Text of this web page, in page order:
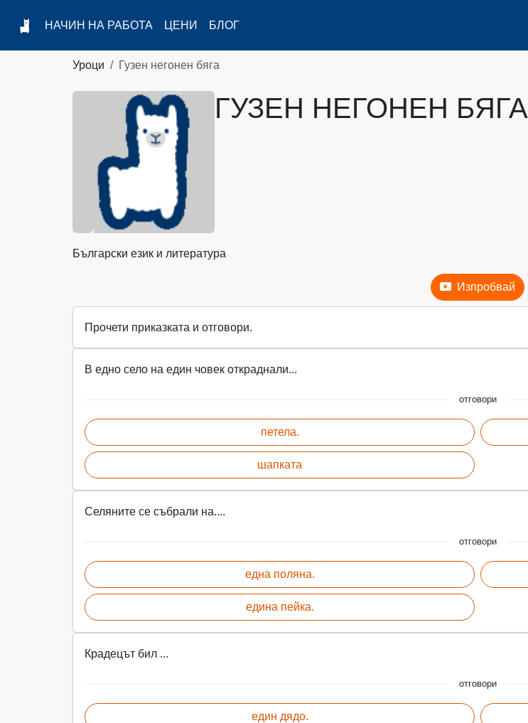
НАЧИН НА РАБОТА ЦЕНИ БЛОГ
Уроци Гузен негонен бяга
ГУЗЕН НЕГОНЕН БЯГА
Български език и литература
Изпробвай
Прочети приказката и отговори.
В едно село на един човек откраднали...
отговори
петела.
шапката
Селяните се събрали на....
отговори
една поляна.
едина пейка.
Крадецът бил ...
отговори
един дядо.